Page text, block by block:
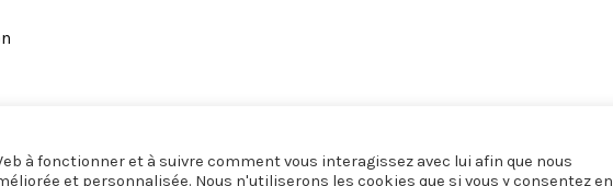
à fonctionner et à suivre comment vous interagissez avec lui afin que nous
et personnalisée. Nous n'utiliserons les cookies que si vous y consentez en